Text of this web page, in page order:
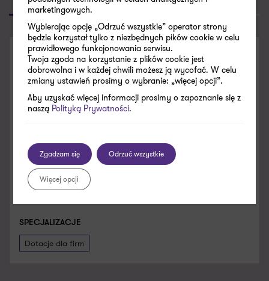
SKONTAKTUJ SIĘ
Senior Menedżer
Zobacz dane kontaktowe
+48 785 640 166
LinkedIn
SPECJALIZACJE
Dotacje dla firm
marketingowych.
Wybierając opcję „Odrzuć wszystkie” operator strony
będzie korzystał tylko z niezbędnych pików cookie w celu
prawidłowego funkcjonowania serwisu.
Twoja zgoda na korzystanie z plików cookie jest
dobrowolna i w każdej chwili możesz ją wycofać. W celu
zmiany ustawień prosimy o wybranie: „więcej opcji”.
Aby uzyskać więcej informacji prosimy o zapoznanie się z
naszą Polityką Prywatności.
Zgadzam się Odrzuć wszystkie
Więcej opcji